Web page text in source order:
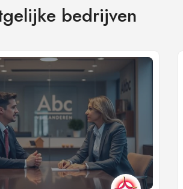
bedrijven